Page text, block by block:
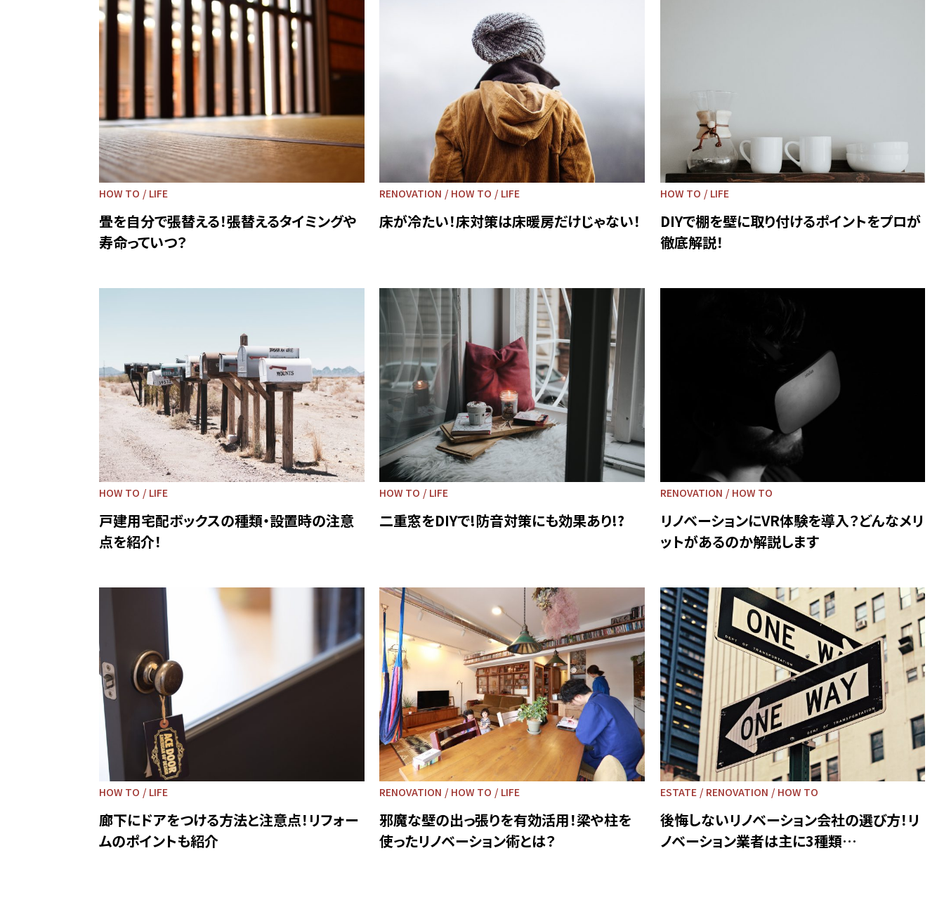
HOW TO LIFE
畳を自分で張替える！張替えるタイミングや
寿命っていつ？
RENOVATION HOW TO LIFE
床が冷たい！床対策は床暖房だけじゃない！
HOW TO LIFE
DIYで棚を壁に取り付けるポイントをプロが
徹底解説！
HOW TO LIFE
戸建用宅配ボックスの種類・設置時の注意
点を紹介！
HOW TO LIFE
二重窓をDIYで!防音対策にも効果あり!?
RENOVATION HOW TO
リノベーションにVR体験を導入？どんなメリ
ットがあるのか解説します
HOW TO LIFE
廊下にドアをつける方法と注意点！リフォー
ムのポイントも紹介
RENOVATION HOW TO LIFE
邪魔な壁の出っ張りを有効活用！梁や柱を
使ったリノベーション術とは？
ESTATE RENOVATION HOW TO
後悔しないリノベーション会社の選び方！リ
ノベーション業者は主に3種類…